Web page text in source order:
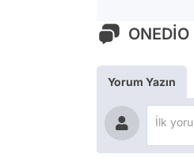
ONEDİO
Yorum Yazın